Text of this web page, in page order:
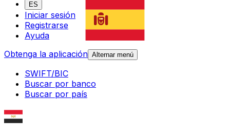
ES
Iniciar sesión
Registrarse
Ayuda
Obtenga la aplicación Alternar menú
SWIFT/BIC
Buscar por banco
Buscar por país